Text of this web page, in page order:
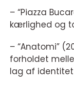
– “Piazza
kærlighed og
– “Anatomi”
forholdet
lag af